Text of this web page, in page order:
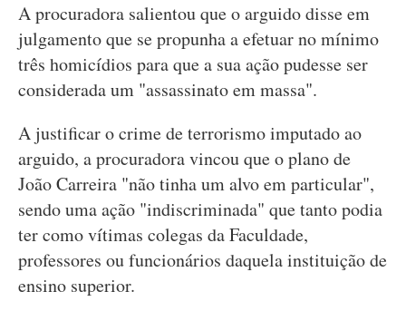
A procuradora salientou que o arguido disse em
julgamento que se propunha a efetuar no mínimo
três homicídios para que a sua ação pudesse ser
considerada um "assassinato em massa".
A justificar o crime de terrorismo imputado ao
arguido, a procuradora vincou que o plano de
João Carreira "não tinha um alvo em particular",
sendo uma ação "indiscriminada" que tanto podia
ter como vítimas colegas da Faculdade,
professores ou funcionários daquela instituição de
ensino superior.